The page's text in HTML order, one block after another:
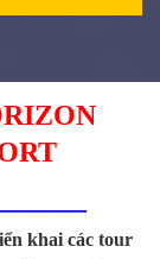
khai các tour